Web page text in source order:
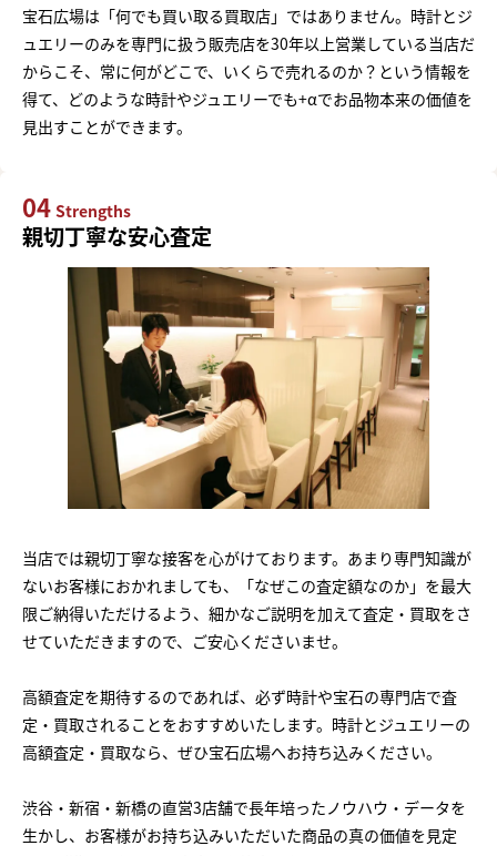
宝石広場は「何でも買い取る買取店」ではありません。時計とジ
ュエリーのみを専門に扱う販売店を30年以上営業している当店だ
からこそ、常に何がどこで、いくらで売れるのか？という情報を
得て、どのような時計やジュエリーでも+αでお品物本来の価値を
見出すことができます。
04 Strengths
親切丁寧な安心査定
当店では親切丁寧な接客を心がけております。あまり専門知識が
ないお客様におかれましても、「なぜこの査定額なのか」を最大
限ご納得いただけるよう、細かなご説明を加えて査定・買取をさ
せていただきますので、ご安心くださいませ。
高額査定を期待するのであれば、必ず時計や宝石の専門店で査
定・買取されることをおすすめいたします。時計とジュエリーの
高額査定・買取なら、ぜひ宝石広場へお持ち込みください。
渋谷・新宿・新橋の直営3店舗で長年培ったノウハウ・データを
生かし、お客様がお持ち込みいただいた商品の真の価値を見定